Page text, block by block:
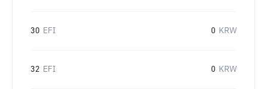
30 EFI 0 KRW
32 EFI 0 KRW